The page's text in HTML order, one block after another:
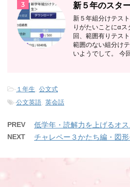
3 新５年のスタ
新５年組分けテス
りがたいことにα
回、範囲有りテス
範囲のない組分け
いようでして。 今
- １年生, 公文式
-公文英語, 英会話
PREV 低学年・読解力を上げるオ
NEXT チャレペー３かたち編・図